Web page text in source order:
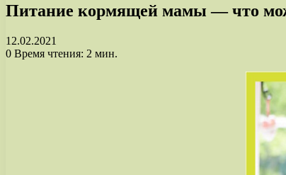
Питание кормящей мамы — что
12.02.2021
0 Время чтения: 2 мин.